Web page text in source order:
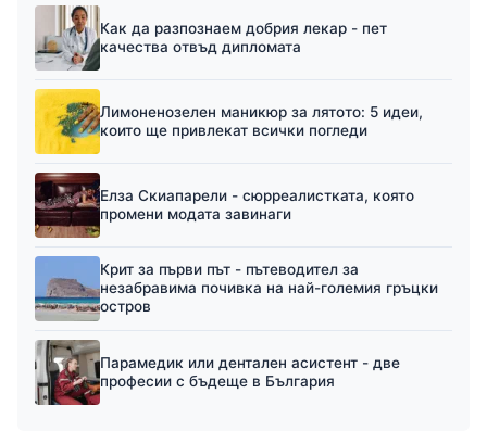
Как да разпознаем добрия лекар - пет
качества отвъд дипломата
Лимоненозелен маникюр за лятото: 5 идеи,
които ще привлекат всички погледи
Елза Скиапарели - сюрреалистката, която
промени модата завинаги
Крит за първи път - пътеводител за
незабравима почивка на най-големия гръцки
остров
Парамедик или дентален асистент - две
професии с бъдеще в България